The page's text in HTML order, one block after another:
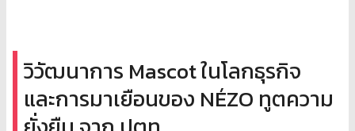
วิวัฒนาการ Mascot ในโลกธุรกิจ
และการมาเยือนของ NÉZO ทูตความ